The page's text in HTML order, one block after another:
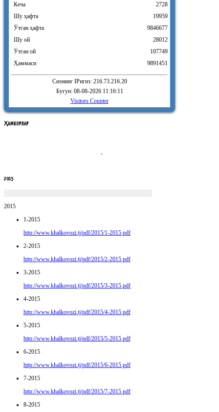
Кеча
Шу ҳафта
Ӯтган ҳафта
Шу ой
Ӯтган ой
Ҳаммаси
2728
19959
9846677
28012
107749
9891451
Сизнинг IPнгиз: 216.73.216.20
Бугун: 08-08-2026 11:16:11
Visitors Counter
ҲАМКОРЛАР
2015
2015
1-2015
http://www.khalkovozi.tj/pdf/2015/1-2015.pdf
2-2015
http://www.khalkovozi.tj/pdf/2015/2-2015.pdf
3-2015
http://www.khalkovozi.tj/pdf/2015/3-2015.pdf
4-2015
http://www.khalkovozi.tj/pdf/2015/4-2015.pdf
5-2015
http://www.khalkovozi.tj/pdf/2015/5-2015.pdf
6-2015
http://www.khalkovozi.tj/pdf/2015/6-2015.pdf
7-2015
http://www.khalkovozi.tj/pdf/2015/7-2015.pdf
8-2015